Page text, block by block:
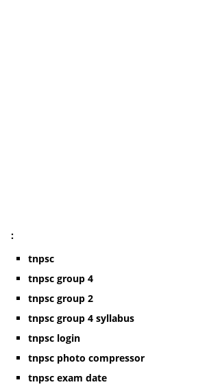
:
tnpsc
tnpsc group 4
tnpsc group 2
tnpsc group 4 syllabus
tnpsc login
tnpsc photo compressor
tnpsc exam date